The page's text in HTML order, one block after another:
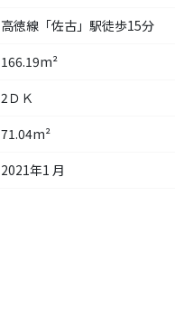
高徳線「佐古」駅徒歩15分
166.19m²
2ＤＫ
71.04m²
2021年1 月